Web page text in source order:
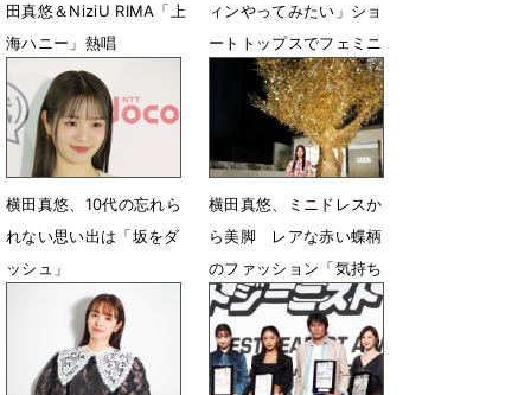
田真悠＆NiziU RIMA「上
海ハニー」熱唱
7月9日 08時09分
ィンやってみたい」ショ
ートトップスでフェミニ
ンなルック
7月22日 10時37分
横田真悠、10代の忘れら
れない思い出は「坂をダ
ッシュ」
3月26日 19時34分
横田真悠、ミニドレスか
ら美脚 レアな赤い蝶柄
のファッション「気持ち
高まる」
12月1日 03時51分